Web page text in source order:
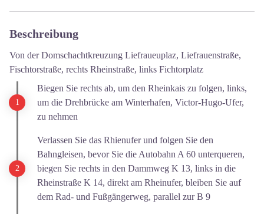
Beschreibung
Von der Domschachtkreuzung Liefraueuplaz, Liefrauenstraße,
Fischtorstraße, rechts Rheinstraße, links Fichtorplatz
Biegen Sie rechts ab, um den Rheinkais zu folgen, links,
um die Drehbrücke am Winterhafen, Victor-Hugo-Ufer,
zu nehmen
Verlassen Sie das Rhienufer und folgen Sie den
Bahngleisen, bevor Sie die Autobahn A 60 unterqueren,
biegen Sie rechts in den Dammweg K 13, links in die
Rheinstraße K 14, direkt am Rheinufer, bleiben Sie auf
dem Rad- und Fußgängerweg, parallel zur B 9